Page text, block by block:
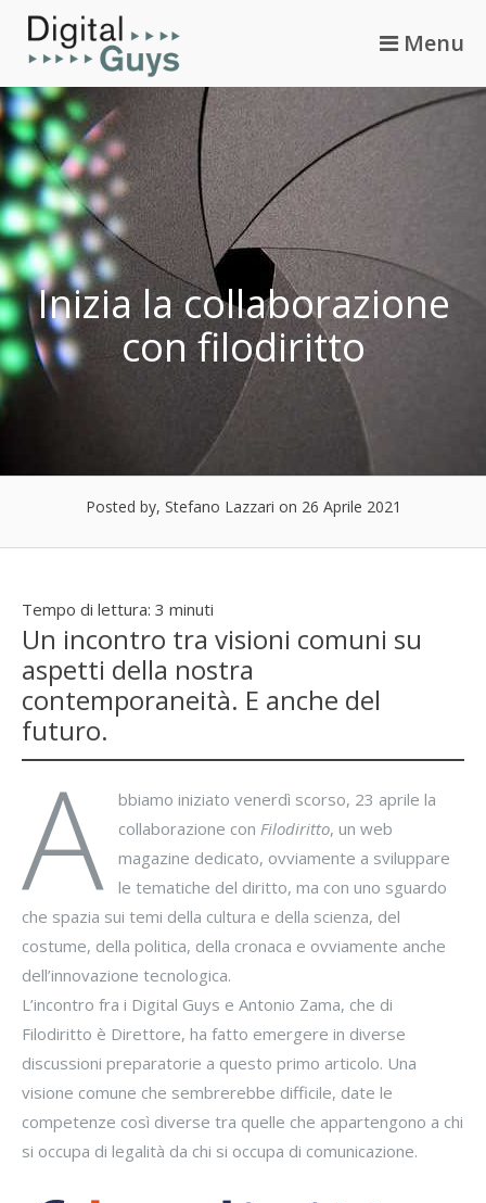
Menu
Inizia la collaborazione
con filodiritto
Posted by, Stefano Lazzari on 26 Aprile 2021
Tempo di lettura: 3 minuti
Un incontro tra visioni comuni su
aspetti della nostra
contemporaneità. E anche del
futuro.
A
bbiamo iniziato venerdì scorso, 23 aprile la
collaborazione con Filodiritto, un web
magazine dedicato, ovviamente a sviluppare
le tematiche del diritto, ma con uno sguardo
che spazia sui temi della cultura e della scienza, del
costume, della politica, della cronaca e ovviamente anche
dell’innovazione tecnologica.
L’incontro fra i Digital Guys e Antonio Zama, che di
Filodiritto è Direttore, ha fatto emergere in diverse
discussioni preparatorie a questo primo articolo. Una
visione comune che sembrerebbe difficile, date le
competenze così diverse tra quelle che appartengono a chi
si occupa di legalità da chi si occupa di comunicazione.